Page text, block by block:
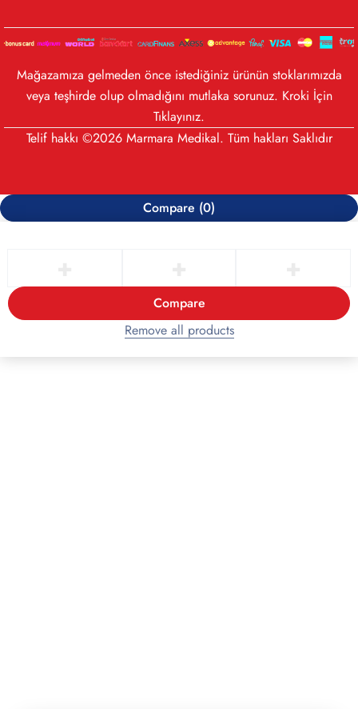
Mağazamıza gelmeden önce istediğiniz ürünün stoklarımızda
veya teşhirde olup olmadığını mutlaka sorunuz. Kroki İçin
Tıklayınız.
Telif hakkı ©2026 Marmara Medikal. Tüm hakları Saklıdır
Compare (0)
Compare
Remove all products